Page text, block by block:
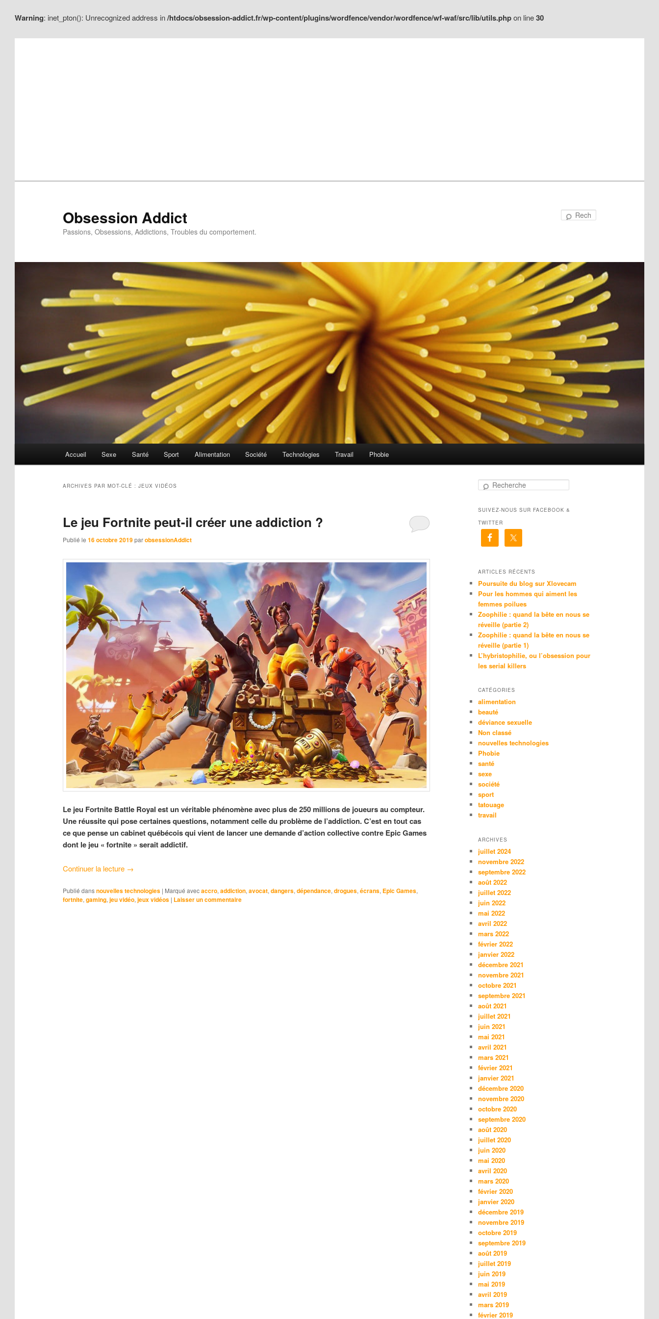
Warning: inet_pton(): Unrecognized address in/htdocs/obsession-addict.fr/wp-content/plugins/wordfence/vendor/wordfence/wf-waf/src/lib/utils.phpon line30
au
au
Obsession Addict
Passions, Obsessions, Addictions, Troubles du comportement.
Accueil Sexe Santé Sport Alimentation Société Technologies Travail Phobie
ARCHIVES PAR MOT-CLÉ : JEUX VIDÉOS
Le jeu Fortnite peut-il créer une addiction ?
Publié le 16 octobre 2019 parobsessionAddict
Le jeu Fortnite Battle Royal est un véritable phénomène avec plus de 250 millions de joueurs au compteur.
Une réussite qui pose certaines questions, notamment celle du problème de l’addiction. C’est en tout cas
ce que pense un cabinet québécois qui vient de lancer une demande d’action collective contre Epic Games
dont le jeu « fortnite » serait addictif.
Continuer la lecture →
Publié dans nouvelles technologies | Marqué avec accro, addiction, avocat, dangers, dépendance, drogues, écrans, Epic Games,
fortnite, gaming, jeu vidéo, jeux vidéos | Laisser un commentaire
h
e
h
SUIVEZ-NOUS SUR FACEBOOK &
TWITTER
ARTICLES RÉCENTS
Poursuite du blog sur Xlovecam
Pour les hommes qui aiment les
femmes poilues
Zoophilie : quand la bête en nous se
réveille (partie 2)
Zoophilie : quand la bête en nous se
réveille (partie 1)
L’hybristophilie, ou l’obsession pour
les serial killers
CATÉGORIES
alimentation
beauté
déviance sexuelle
Non classé
nouvelles technologies
Phobie
santé
sexe
société
sport
tatouage
travail
ARCHIVES
juillet 2024
novembre 2022
septembre 2022
août 2022
juillet 2022
juin 2022
mai 2022
avril 2022
mars 2022
février 2022
janvier 2022
décembre 2021
novembre 2021
octobre 2021
septembre 2021
août 2021
juillet 2021
juin 2021
mai 2021
avril 2021
mars 2021
février 2021
janvier 2021
décembre 2020
novembre 2020
octobre 2020
septembre 2020
août 2020
juillet 2020
juin 2020
mai 2020
avril 2020
mars 2020
février 2020
janvier 2020
décembre 2019
novembre 2019
octobre 2019
septembre 2019
août 2019
juillet 2019
juin 2019
mai 2019
avril 2019
mars 2019
février 2019